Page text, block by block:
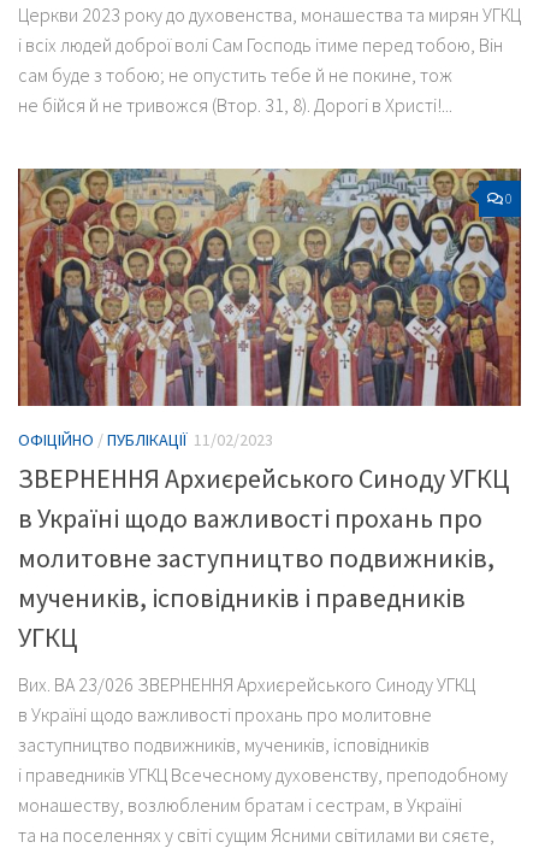
Церкви 2023 року до духовенства, монашества та мирян УГКЦ
і всіх людей доброї волі Сам Господь ітиме перед тобою, Він
сам буде з тобою; не опустить тебе й не покине, тож
не бійся й не тривожся (Втор. 31, 8). Дорогі в Христі!...
0
ОФІЦІЙНО /ПУБЛІКАЦІЇ 11/02/2023
ЗВЕРНЕННЯ Архиєрейського Синоду УГКЦ
в Україні щодо важливості прохань про
молитовне заступництво подвижників,
мучеників, ісповідників і праведників
УГКЦ
Вих. ВА 23/026 ЗВЕРНЕННЯ Архиєрейського Синоду УГКЦ
в Україні щодо важливості прохань про молитовне
заступництво подвижників, мучеників, ісповідників
і праведників УГКЦ Всечесному духовенству, преподобному
монашеству, возлюбленим братам і сестрам, в Україні
та на поселеннях у світі сущим Ясними світилами ви сяєте,